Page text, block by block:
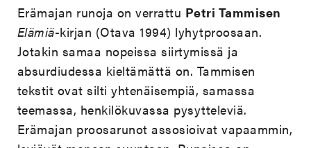
Erämajan runoja on verrattu Petri Tammisen
Elämiä-kirjan (Otava 1994) lyhytproosaan.
Jotakin samaa nopeissa siirtymissä ja
absurdiudessa kieltämättä on. Tammisen
tekstit ovat silti yhtenäisempiä, samassa
teemassa, henkilökuvassa pysytteleviä.
Erämajan proosarunot assosioivat vapaammin,